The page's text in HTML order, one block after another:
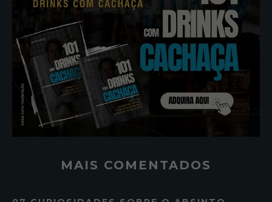
MAIS COMENTADOS